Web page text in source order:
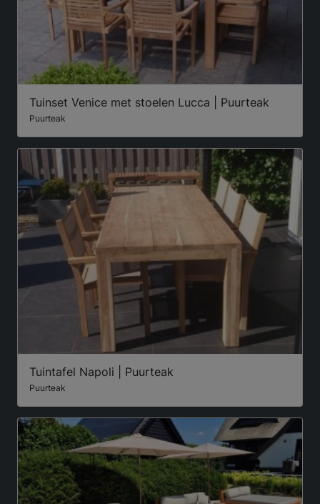
Tuinset Venice met stoelen Lucca | Puurteak
Puurteak
Tuintafel Napoli | Puurteak
Puurteak